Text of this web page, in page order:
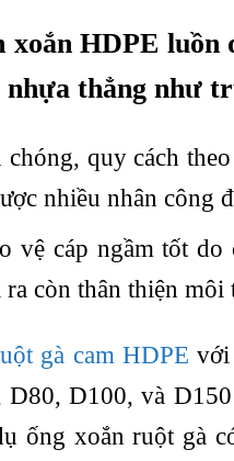
xoắn HDPE
nhựa thẳng như
chóng, quy cách
nhiều nhân công
vệ cáp ngầm tốt
còn thân thiện môi
gà cam HDPE với
D100, và
ống xoắn ruột gà